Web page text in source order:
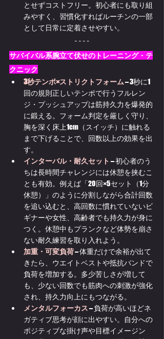
とせずコストフリー。初心者にも取り組
みやすく、習慣化すればルーチンの一部
として日常に定着させやすい。
サバイバル系腕立て伏せのトレーニング・テ
クニック
3秒テンポ×ストリクトフォーム – 3秒に1
回の規則正しいテンポで行うフルレン
ジ・プッシュアップは筋持久力を爆発的
に鍛える。フォーム判定を厳しく守り、
胸を深く床上1cm（スイッチ）に触れる
まで下げることで、回数以上の効果を出
す。
インターバル・耐久セット – 初心者のう
ちは長時間チャレンジには休憩を挟むこ
とも有効。例えば「20回×5セット（1分
休憩）」のように分割しながら合計回数
を追い込むと、高回数に慣れていないビ
ギナーや女性、高齢者でも持久力が身に
つく。休憩中もプランクなど体勢を崩さ
ない耐久練習を取り入れよう。
加重・可変負荷 – 体重だけで余裕が出て
きたら、ウエイトベストや抵抗バンドで
負荷を増加する。多少苦しさが増して
も、少ない回数でも筋肉への刺激が強化
され、持久力向上にもつながる。
メンタルフォーカス – 負荷が高いほどネ
ガティブ思考が顔に出やすい。自分への
ポジティブな掛け声や目標イメージン